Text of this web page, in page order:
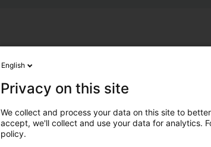
English
Privacy on this site
We collect and process your data on this site to
accept, we'll collect and use your data for analytics.
policy.